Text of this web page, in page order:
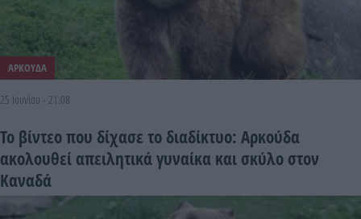
ΑΡΚΟΥΔΑ
25 Ιουνίου - 21:08
Το βίντεο που δίχασε το διαδίκτυο: Αρκούδα
ακολουθεί απειλητικά γυναίκα και σκύλο στον
Καναδά